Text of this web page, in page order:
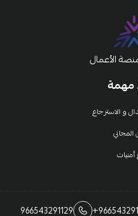
مهمة
و الاسترجاع
الأعمال
966543291129